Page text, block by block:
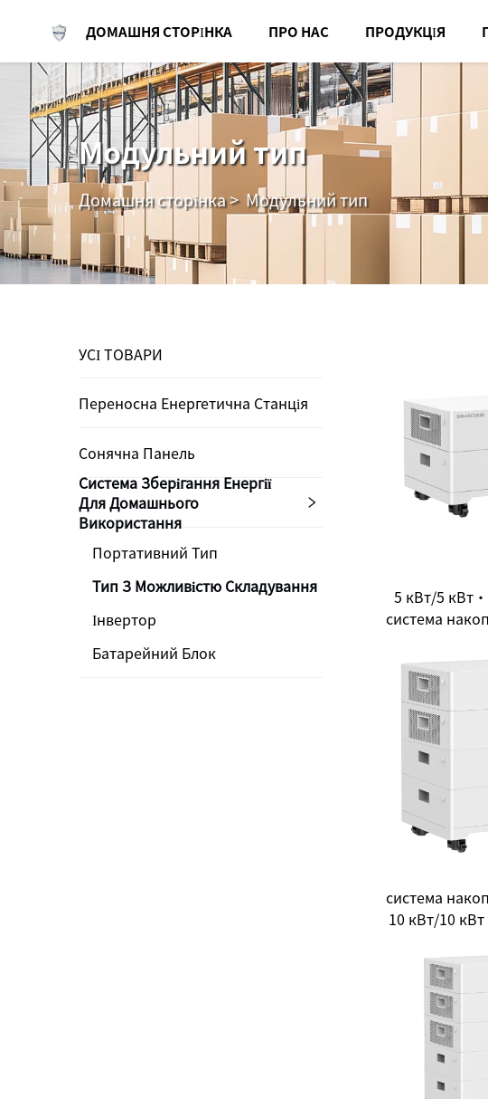
ДОМАШНЯ СТОРІНКА ПРО НАС ПРОДУКЦІЯ
Модульний тип
Домашня сторінка> Модульний тип
УСІ ТОВАРИ
Переносна Енергетична Станція
Сонячна Панель
Система Зберігання Енергії
Для Домашнього
Використання
Портативний Тип
Тип З Можливістю Складування
Інвертор
Батарейний Блок
5 кВт/5
система
вибір
система
10 кВт/10
екосистеми